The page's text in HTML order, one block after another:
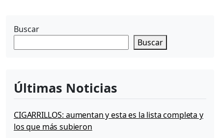
Buscar
Buscar
Últimas Noticias
CIGARRILLOS: aumentan y esta es la lista completa y
los que más subieron